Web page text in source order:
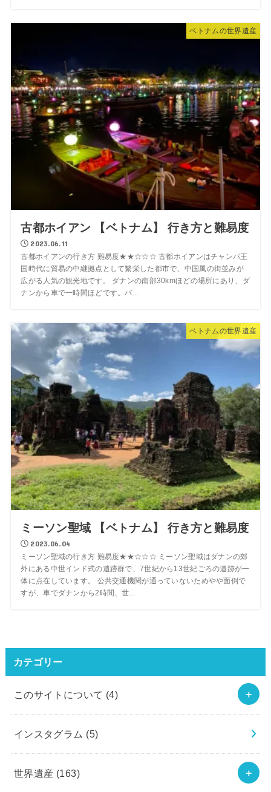
ベトナムの世界遺産
古都ホイアン 【ベトナム】 行き方と難易度
2023.06.11
古都ホイアンの行き方 難易度★★☆☆☆ 古都ホイアンはチャンパ王
国時代に貿易の中継拠点として繁栄した都市で、中国風の街並みが
広がる人気の観光地です。 ダナンの南部30kmほどの場所にあり、ダ
ナンから車で一時間ほどです。バ...
ベトナムの世界遺産
ミーソン聖域 【ベトナム】 行き方と難易度
2023.06.04
ミーソン聖域の行き方 難易度★★☆☆☆ ミーソン聖域はダナンの郊
外にある中世インド式の遺跡群で、7世紀から13世紀ごろの遺跡が一
体に点在しています。 公共交通機関が通っていないためやや面倒で
すが、車でダナンから2時間、世...
カテゴリー
このサイトについて (4)
インスタグラム (5)
世界遺産 (163)